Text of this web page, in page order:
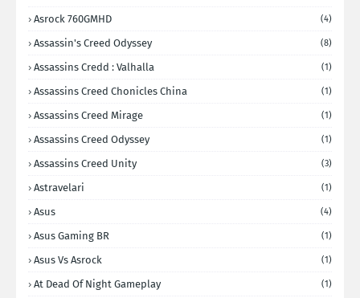
Asrock 760GMHD (4)
Assassin's Creed Odyssey (8)
Assassins Credd : Valhalla (1)
Assassins Creed Chonicles China (1)
Assassins Creed Mirage (1)
Assassins Creed Odyssey (1)
Assassins Creed Unity (3)
Astravelari (1)
Asus (4)
Asus Gaming BR (1)
Asus Vs Asrock (1)
At Dead Of Night Gameplay (1)